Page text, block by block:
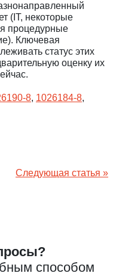
(IT, некоторые
процедурные
Ключевая
статус этих
оценку их
8, 1026184-8,
Следующая статья »
способом